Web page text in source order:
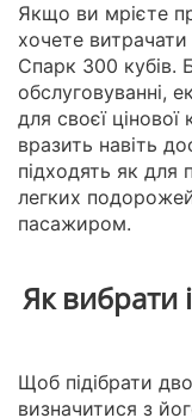
Якщо ви мрієте
хочете
Спарк 300 кубів.
обслуговуванні,
для своєї цінової
вразить навіть
підходять як для
легких
пасажиром.
Як вибрати
Щоб підібрати
визначитися з